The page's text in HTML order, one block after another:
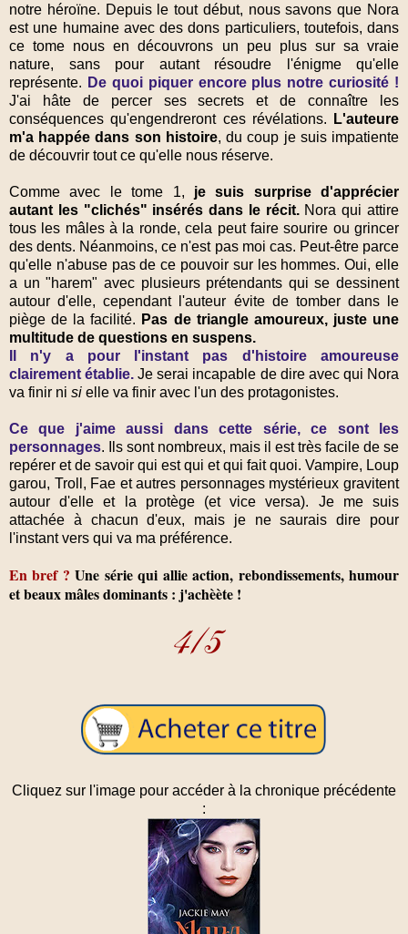
notre héroïne. Depuis le tout début, nous savons que Nora
est une humaine avec des dons particuliers, toutefois, dans
ce tome nous en découvrons un peu plus sur sa vraie
nature, sans pour autant résoudre l'énigme qu'elle
représente. De quoi piquer encore plus notre curiosité !
J'ai hâte de percer ses secrets et de connaître les
conséquences qu'engendreront ces révélations.
L'auteure
m'a happée dans son histoire, du coup je suis impatiente
de découvrir tout ce qu'elle nous réserve.
Comme avec le tome 1, je suis surprise d'apprécier
autant les "clichés" insérés dans le récit.Nora qui attire
tous les mâles à la ronde, cela peut faire sourire ou grincer
des dents. Néanmoins, ce n'est pas moi cas. Peut-être parce
qu'elle n'abuse pas de ce pouvoir sur les hommes. Oui, elle
a un "harem" avec plusieurs prétendants qui se dessinent
autour d'elle, cependant l'auteur évite de tomber dans le
piège de la facilité. Pas de triangle amoureux, juste une
multitude de questions en suspens.
Il n'y a pour l'instant pas d'histoire amoureuse
clairement établie. Je serai incapable de dire avec qui Nora
va finir ni si elle va finir avec l'un des protagonistes.
Ce que j'aime aussi dans cette série, ce sont les
personnages. Ils sont nombreux, mais il est très facile de se
repérer et de savoir qui est qui et qui fait quoi. Vampire, Loup
garou, Troll, Fae et autres personnages mystérieux gravitent
autour d'elle et la protège (et vice versa). Je me suis
attachée à chacun d'eux, mais je ne saurais dire pour
l'instant vers qui va ma préférence.
En bref ? Une série qui allie action, rebondissements, humour
et beaux mâles dominants : j'achèète !
Cliquez sur l'image pour accéder à la chronique précédente
: